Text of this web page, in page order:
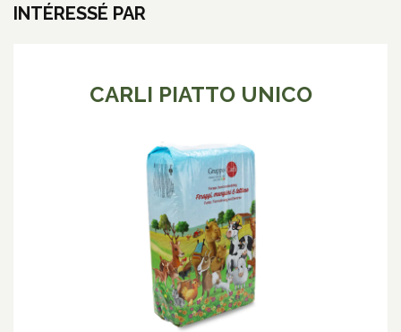
INTÉRESSÉ PAR
CARLI PIATTO UNICO